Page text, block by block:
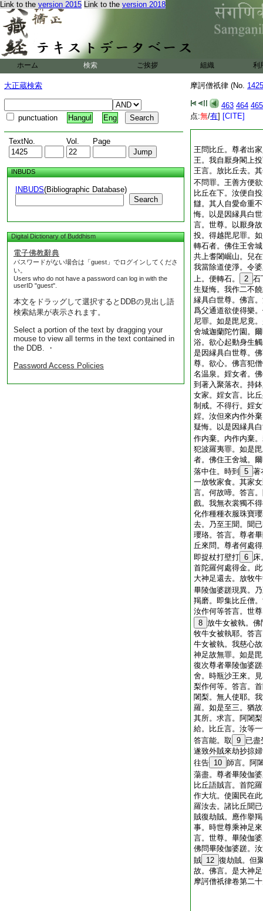
Link to the version 2015 Link to the version 2018
ホーム 検索 ご挨拶 組織 利
大正蔵検索
punctuation Hangul Eng
TextNo. Vol. Page
INBUDS
INBUDS(Bibliographic Database)
Search
Digital Dictionary of Buddhism
電子佛教辭典
パスワードがない場合は「guest」でログインしてくださ
い。
Users who do not have a password can log in with the
userID "guest".
本文をドラッグして選択するとDDBの見出し語
検索結果が表示されます。
Select a portion of the text by dragging your
mouse to view all terms in the text contained in
the DDB. ・
Password Access Policies
摩訶僧祇律 (No.
463 464 465
点:無/有] [CITE]
王問比丘。尊者出
王。我自厭身閣上
王言。放比丘去。
不問罪。王善方便
比丘在下。汝便自
讎。其人自愛命重
悔。以是因縁具白
言。世尊。以厭身
投。得越毘尼罪。
轉石者。佛住王舍
共上耆闍崛山。兒
我當除道使淨。令
上。便轉石。
2 石
生疑悔。我作二不
縁具白世尊。佛言
爲父通道欲使得樂
尼罪。如是毘尼竟
舍城迦蘭陀竹園。
浴。欲心起動身生
是因縁具白世尊。
尊。欲心。佛言犯
名温泉。婬女者。
到著入聚落衣。持
女家。婬女言。比
制戒。不得行。婬
婬。汝但來内作外
疑悔。以是因縁具
作内棄。内作内棄
犯波羅夷罪。如是
者。佛住王舍城。
落中住。時到
5 著
一放牧家食。其家
言。何故啼。答言
戲。我無衣裳獨不
化作種種衣服珠寶
去。乃至王聞。聞
瓔珞。答言。尊者
丘來問。尊者何處
即捉杖打壁打 6 床
首陀羅何處得金。
大神足還去。放牧
畢陵伽婆蹉現異。
羯磨。即集比丘僧
汝作何等答言。世
8 放牛女被執。
牧牛女被執耶。答
牛女被執。我慈心
神足故無罪。如是
復次尊者畢陵伽婆
舍。時瓶沙王來。
梨作何等。答言。
闍梨。無人使耶。
羅。如是至三。猶
其所。求言。阿闍
給。比丘言。汝等
答言能。取 9 已盡
遂致外賊來劫抄掠
往告 10 師言。阿
蕩盡。尊者畢陵伽
比丘語賊言。首陀
作大坑。使園民在
羅汝去。諸比丘聞
賊復劫賊。應作擧
事。時世尊乘神足
言。世尊。畢陵伽
佛問畢陵伽婆蹉。
賊 12 復劫賊。但
故。佛言。是大神
摩訶僧祇律卷第二